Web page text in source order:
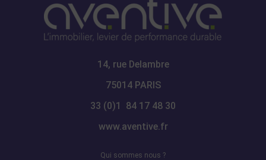
14, rue Delambre
75014 PARIS
33 (0)1 84 17 48 30
www.aventive.fr
Qui sommes nous ?